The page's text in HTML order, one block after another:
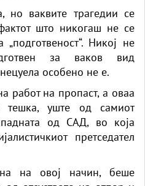
но ваквите трагедии се
што никогаш не се
Никој не
за ваков вид
особено не е.
работ на пропаст, а оваа
тешка, уште од самиот
од САД, во која
претседател
на овој начин, беше